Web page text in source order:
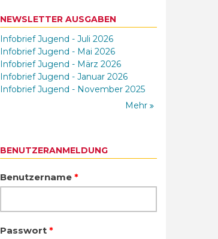
NEWSLETTER AUSGABEN
Infobrief Jugend - Juli 2026
Infobrief Jugend - Mai 2026
Infobrief Jugend - März 2026
Infobrief Jugend - Januar 2026
Infobrief Jugend - November 2025
Mehr
BENUTZERANMELDUNG
Benutzername *
Passwort *